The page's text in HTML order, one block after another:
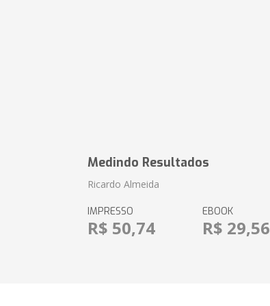
Medindo Resultados
Ricardo Almeida
IMPRESSO
R$ 50,74
EBOOK
R$ 29,56